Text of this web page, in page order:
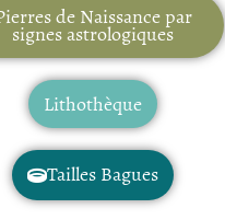
de Naissance par
signes astrologiques
Lithothèque
Tailles Bagues